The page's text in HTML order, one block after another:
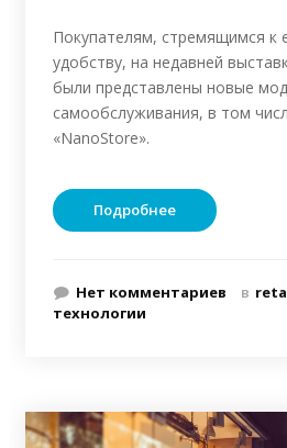
Покупателям, стремящимся
удобству, на недавней
были представлены новые
самообслуживания, в том
«NanoStore».
Подробнее
Нет комментариев в
технологии